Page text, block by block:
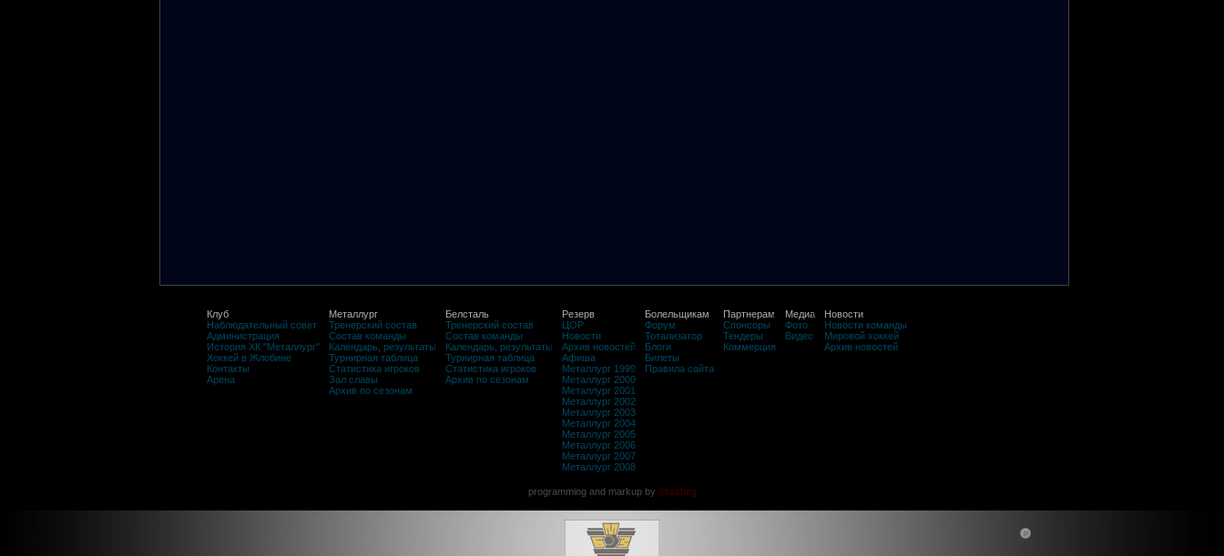
Клуб
Наблюдательный совет
Администрация
История ХК "Металлург"
Хоккей в Жлобине
Контакты
Арена
Металлург
Тренерский состав
Состав команды
Календарь, результаты
Турнирная таблица
Статистика игроков
Зал славы
Архив по сезонам
Белсталь
Тренерский состав
Состав команды
Календарь, результаты
Турнирная таблица
Статистика игроков
Архив по сезонам
Резерв
ЦОР
Новости
Архив новостей
Афиша
Металлург 1999
Металлург 2000
Металлург 2001
Металлург 2002
Металлург 2003
Металлург 2004
Металлург 2005
Металлург 2006
Металлург 2007
Металлург 2008
Болельщикам
Форум
Тотализатор
Блоги
Билеты
Правила сайта
Партнерам
Спонсоры
Тендеры
Коммерция
Медиа
Фото
Видео
Новости
Новости команды
Мировой хоккей
Архив новостей
programming and markup by ©rasheg